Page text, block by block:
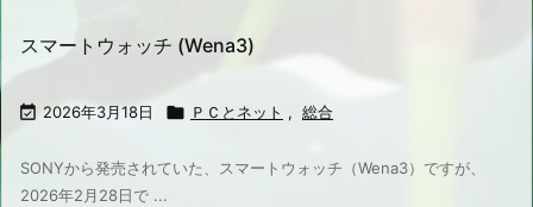
スマートウォッチ (Wena3)
 2026年3月18日  ＰＣとネット , 総合
SONYから発売されていた、スマートウォッチ（Wena3）ですが、
2026年2月28日で ...